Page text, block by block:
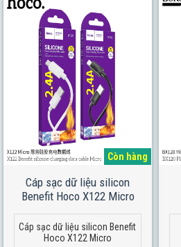
Còn hàng
Cáp sạc dữ liệu silicon
Benefit Hoco X122 Micro
Cáp sạc dữ liệu silicon Benefit
Hoco X122 Micro